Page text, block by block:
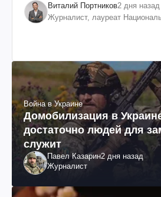
Виталий Портников2 дня назад
Журналист, лауреат
Война в Украине
Домобилизация в
достаточно людей для
служит
Павел Казарин2 дня назад
Журналист